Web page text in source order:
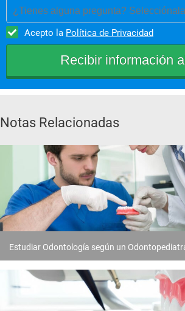
¿Tienes alguna pregunta? Selecciónala
Acepto la Política de Privacidad
Notas Relacionadas
Estudiar Odontología según un